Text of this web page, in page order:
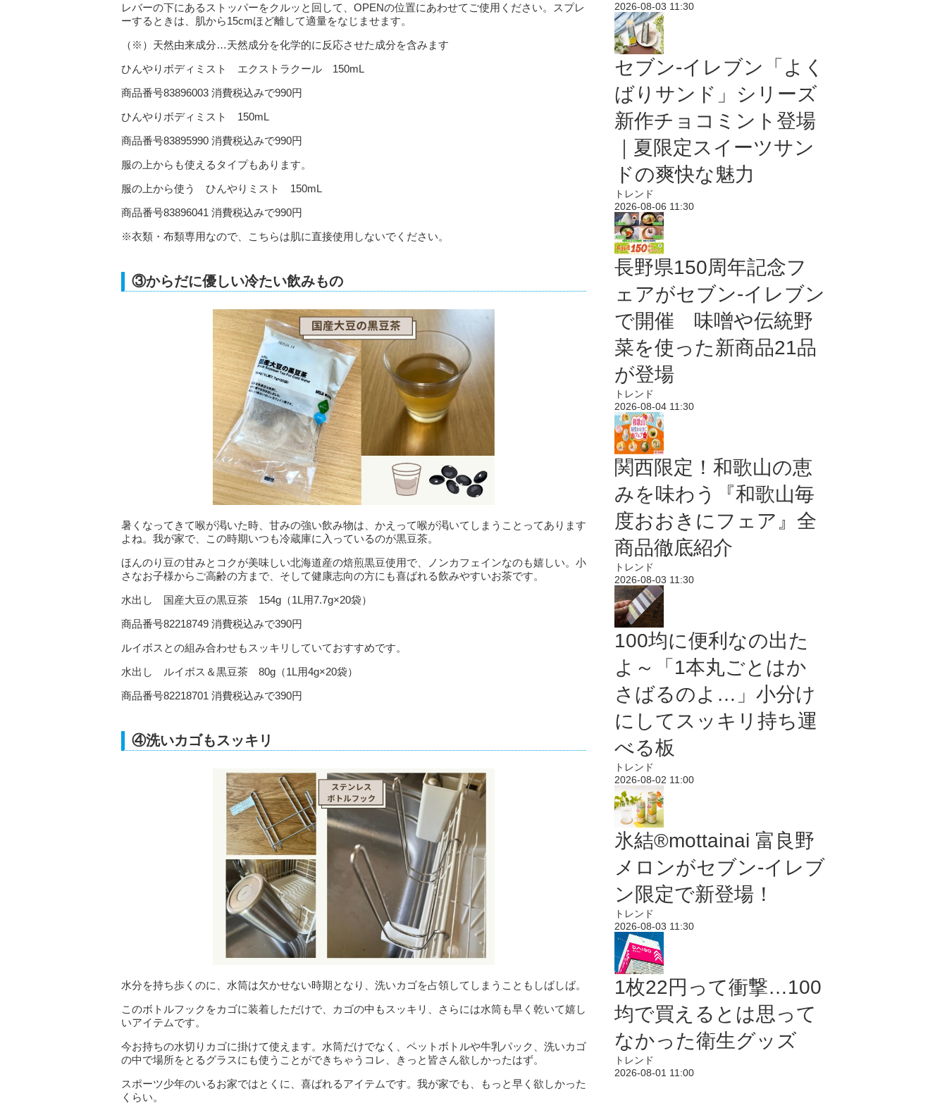
レバーの下にあるストッパーをクルッと回して、OPENの位置にあわせてご使用ください。スプレ
ーするときは、肌から15cmほど離して適量をなじませます。
（※）天然由来成分…天然成分を化学的に反応させた成分を含みます
ひんやりボディミスト エクストラクール 150mL
商品番号83896003 消費税込みで990円
ひんやりボディミスト 150mL
商品番号83895990 消費税込みで990円
服の上からも使えるタイプもあります。
服の上から使う ひんやりミスト 150mL
商品番号83896041 消費税込みで990円
※衣類・布類専用なので、こちらは肌に直接使用しないでください。
③からだに優しい冷たい飲みもの
暑くなってきて喉が渇いた時、甘みの強い飲み物は、かえって喉が渇いてしまうことってあります
よね。我が家で、この時期いつも冷蔵庫に入っているのが黒豆茶。
ほんのり豆の甘みとコクが美味しい北海道産の焙煎黒豆使用で、ノンカフェインなのも嬉しい。小
さなお子様からご高齢の方まで、そして健康志向の方にも喜ばれる飲みやすいお茶です。
水出し 国産大豆の黒豆茶 154g（1L用7.7g×20袋）
商品番号82218749 消費税込みで390円
ルイボスとの組み合わせもスッキリしていておすすめです。
水出し ルイボス＆黒豆茶 80g（1L用4g×20袋）
商品番号82218701 消費税込みで390円
④洗いカゴもスッキリ
水分を持ち歩くのに、水筒は欠かせない時期となり、洗いカゴを占領してしまうこともしばしば。
このボトルフックをカゴに装着しただけで、カゴの中もスッキリ、さらには水筒も早く乾いて嬉し
いアイテムです。
今お持ちの水切りカゴに掛けて使えます。水筒だけでなく、ペットボトルや牛乳パック、洗いカゴ
の中で場所をとるグラスにも使うことができちゃうコレ、きっと皆さん欲しかったはず。
スポーツ少年のいるお家ではとくに、喜ばれるアイテムです。我が家でも、もっと早く欲しかった
くらい。
2026-08-03 11:30
セブン‐イレブン「よく
ばりサンド」シリーズ
新作チョコミント登場
｜夏限定スイーツサン
ドの爽快な魅力
トレンド
2026-08-06 11:30
長野県150周年記念フ
ェアがセブン-イレブン
で開催 味噌や伝統野
菜を使った新商品21品
が登場
トレンド
2026-08-04 11:30
関西限定！和歌山の恵
みを味わう『和歌山毎
度おおきにフェア』全
商品徹底紹介
トレンド
2026-08-03 11:30
100均に便利なの出た
よ～「1本丸ごとはか
さばるのよ…」小分け
にしてスッキリ持ち運
べる板
トレンド
2026-08-02 11:00
氷結®mottainai 富良野
メロンがセブン‐イレブ
ン限定で新登場！
トレンド
2026-08-03 11:30
1枚22円って衝撃…100
均で買えるとは思って
なかった衛生グッズ
トレンド
2026-08-01 11:00